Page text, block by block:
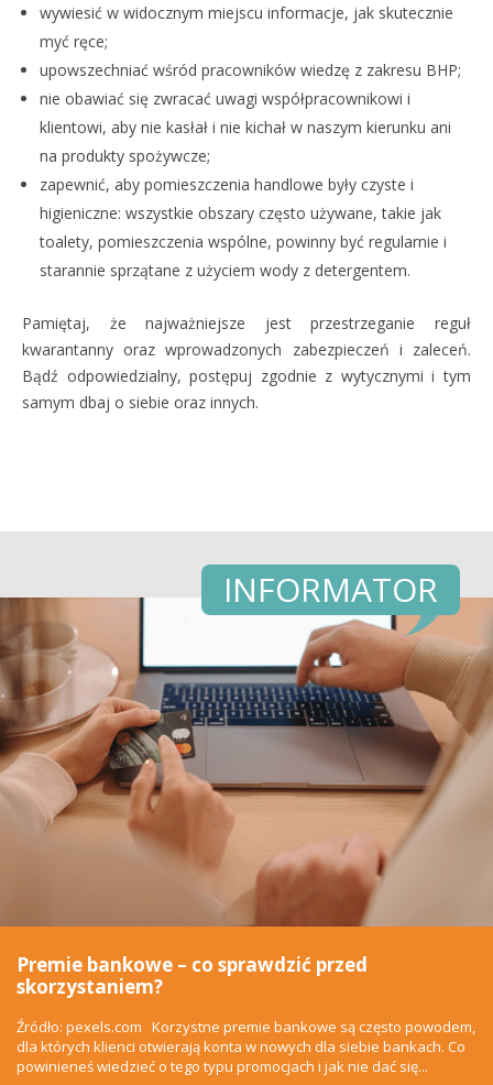
wywiesić w widocznym miejscu informacje, jak skutecznie
myć ręce;
upowszechniać wśród pracowników wiedzę z zakresu BHP;
nie obawiać się zwracać uwagi współpracownikowi i
klientowi, aby nie kasłał i nie kichał w naszym kierunku ani
na produkty spożywcze;
zapewnić, aby pomieszczenia handlowe były czyste i
higieniczne: wszystkie obszary często używane, takie jak
toalety, pomieszczenia wspólne, powinny być regularnie i
starannie sprzątane z użyciem wody z detergentem.
Pamiętaj, że najważniejsze jest przestrzeganie reguł
kwarantanny oraz wprowadzonych zabezpieczeń i zaleceń.
Bądź odpowiedzialny, postępuj zgodnie z wytycznymi i tym
samym dbaj o siebie oraz innych.
INFORMATOR
Premie bankowe – co sprawdzić przed
skorzystaniem?
Źródło: pexels.com Korzystne premie bankowe są często powodem,
dla których klienci otwierają konta w nowych dla siebie bankach. Co
powinieneś wiedzieć o tego typu promocjach i jak nie dać się...